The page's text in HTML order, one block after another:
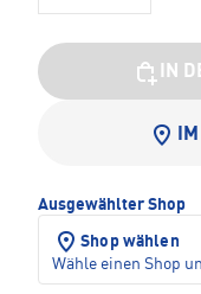
IN
Ausgewählter Shop
Shop wählen
Wähle einen Shop